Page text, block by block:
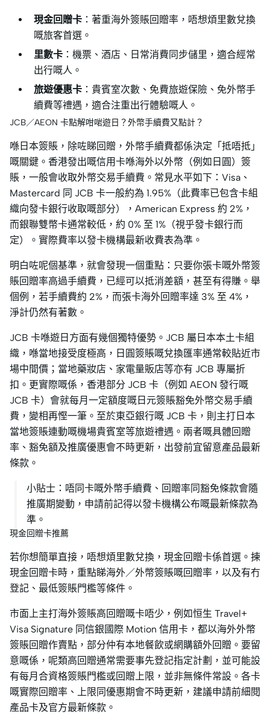
現金回贈卡 ：著重海外簽賬回贈率，唔想煩里數兌換
嘅旅客首選。
里數卡 ：機票、酒店、日常消費同步儲里，適合經常
出行嘅人。
旅遊優惠卡 ：貴賓室次數、免費旅遊保險、免外幣手
續費等禮遇，適合注重出行體驗嘅人。
JCB／AEON 卡點解咁啱遊日？外幣手續費又點計？
喺日本簽賬，除咗睇回贈，外幣手續費都係決定「抵唔抵」
嘅關鍵。香港發出嘅信用卡喺海外以外幣（例如日圓）簽
賬，一般會收取外幣交易手續費。常見水平如下：Visa、
Mastercard 同 JCB 卡一般約為 1.95%（此費率已包含卡組
織向發卡銀行收取嘅部分），American Express 約 2%，
而銀聯雙幣卡通常較低，約 0% 至 1%（視乎發卡銀行而
定）。實際費率以發卡機構最新收費表為準。
明白咗呢個基準，就會發現一個重點：只要你張卡嘅外幣簽
賬回贈率高過手續費，已經可以抵消差額，甚至有得賺。舉
個例，若手續費約 2%，而張卡海外回贈率達 3% 至 4%，
淨計仍然有著數。
JCB 卡喺遊日方面有幾個獨特優勢。JCB 屬日本本土卡組
織，喺當地接受度極高，日圓簽賬嘅兌換匯率通常較貼近市
場中間價；當地藥妝店、家電量販店等亦有 JCB 專屬折
扣。更實際嘅係，香港部分 JCB 卡（例如 AEON 發行嘅
JCB 卡）會就每月一定額度嘅日元簽賬豁免外幣交易手續
費，變相再慳一筆。至於東亞銀行嘅 JCB 卡，則主打日本
當地簽賬連動嘅機場貴賓室等旅遊禮遇。兩者嘅具體回贈
率、豁免額及推廣優惠會不時更新，出發前宜留意產品最新
條款。
小貼士：唔同卡嘅外幣手續費、回贈率同豁免條款會隨
推廣期變動，申請前記得以發卡機構公布嘅最新條款為
準。
現金回贈卡推薦
若你想簡單直接，唔想煩里數兌換，現金回贈卡係首選。揀
現金回贈卡時，重點睇海外／外幣簽賬嘅回贈率，以及有冇
登記、最低簽賬門檻等條件。
市面上主打海外簽賬高回贈嘅卡唔少，例如恒生 Travel+
Visa Signature 同信銀國際 Motion 信用卡，都以海外外幣
簽賬回贈作賣點，部分仲有本地餐飲或網購額外回贈。要留
意嘅係，呢類高回贈通常需要事先登記指定計劃，並可能設
有每月合資格簽賬門檻或回贈上限，並非無條件常設。各卡
嘅實際回贈率、上限同優惠期會不時更新，建議申請前細閱
產品卡及官方最新條款。